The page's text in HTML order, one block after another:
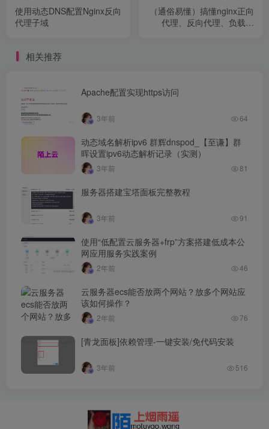
使用动态DNS配置Nginx反向
代理子域
（通俗易懂）搞懂nginx正向
代理、反向代理、负载均
相关推荐
Apache配置实现https访问
3年前 64
动态域名解析ipv6 群辉dnspod_【至谦】群
晖设置ipv6动态解析记录（实测）
3年前 81
服务器搭建宝塔面板完整教程
3年前 91
使用“低配置云服务器+frp”方案搭建低成本公
网应用服务实践案例
2年前 46
云服务器ecs能否放两个网站？放多个网站应
该如何操作？
2年前 76
[青龙面板]依赖管理-一键安装/免代码安装
3年前 516